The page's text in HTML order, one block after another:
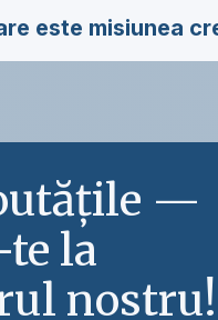
este misiunea
—
la
nostru!